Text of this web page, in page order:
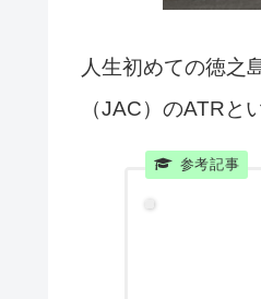
人生初めての徳之
（JAC）のATRと